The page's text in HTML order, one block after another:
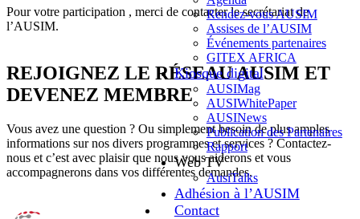
Rendez-vous AUSIM
Assises de l’AUSIM
Événements partenaires
GITEX AFRICA
Kiosque digital
AUSIMag
AUSIWhitePaper
AUSINews
Publication des Partenaires
Rapport
Web TV
AusiTalks
Adhésion à l’AUSIM
Contact
Pour votre participation , merci de contacter le secrétariat de
l’AUSIM.
REJOIGNEZ LE RÉSEAU AUSIM ET
DEVENEZ MEMBRE
Vous avez une question ? Ou simplement besoin de plus amples
informations sur nos divers programmes et services ? Contactez-
nous et c’est avec plaisir que nous vous aiderons et vous
accompagnerons dans vos différentes demandes.